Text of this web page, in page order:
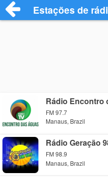
Estações de
Rádio Encontro
FM 97.7
Manaus, Brazil
Rádio Geração
FM 98.9
Manaus, Brazil